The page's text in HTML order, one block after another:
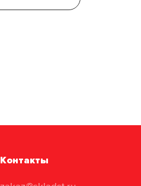
Контакты